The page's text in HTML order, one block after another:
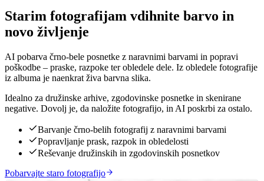
Kliknite za razkritje
Starim fotografijam vdihnite barvo in
novo življenje
AI pobarva črno-bele posnetke z naravnimi barvami in popravi
poškodbe – praske, razpoke ter obledele dele. Iz obledele fotografije
iz albuma je naenkrat živa barvna slika.
Idealno za družinske arhive, zgodovinske posnetke in skenirane
negative. Dovolj je, da naložite fotografijo, in AI poskrbi za ostalo.
Barvanje črno-belih fotografij z naravnimi barvami
Popravljanje prask, razpok in obledelosti
Reševanje družinskih in zgodovinskih posnetkov
Pobarvajte staro fotografijo